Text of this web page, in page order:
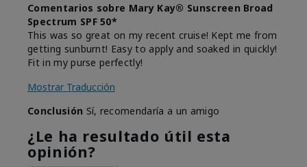
Comentarios sobre Mary Kay® Sunscreen Broad
Spectrum SPF 50*
This was so great on my recent cruise! Kept me from
getting sunburnt! Easy to apply and soaked in quickly!
Fit in my purse perfectly!
Mostrar Traducción
Conclusión Sí, recomendaría a un amigo
¿Le ha resultado útil esta
opinión?